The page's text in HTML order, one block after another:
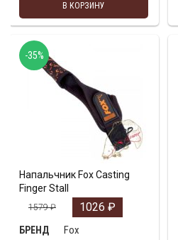
В КОРЗИНУ
Напальчник Fox Casting
Finger Stall
1579₽ 1026 ₽
БРЕНД
Fox
-35%